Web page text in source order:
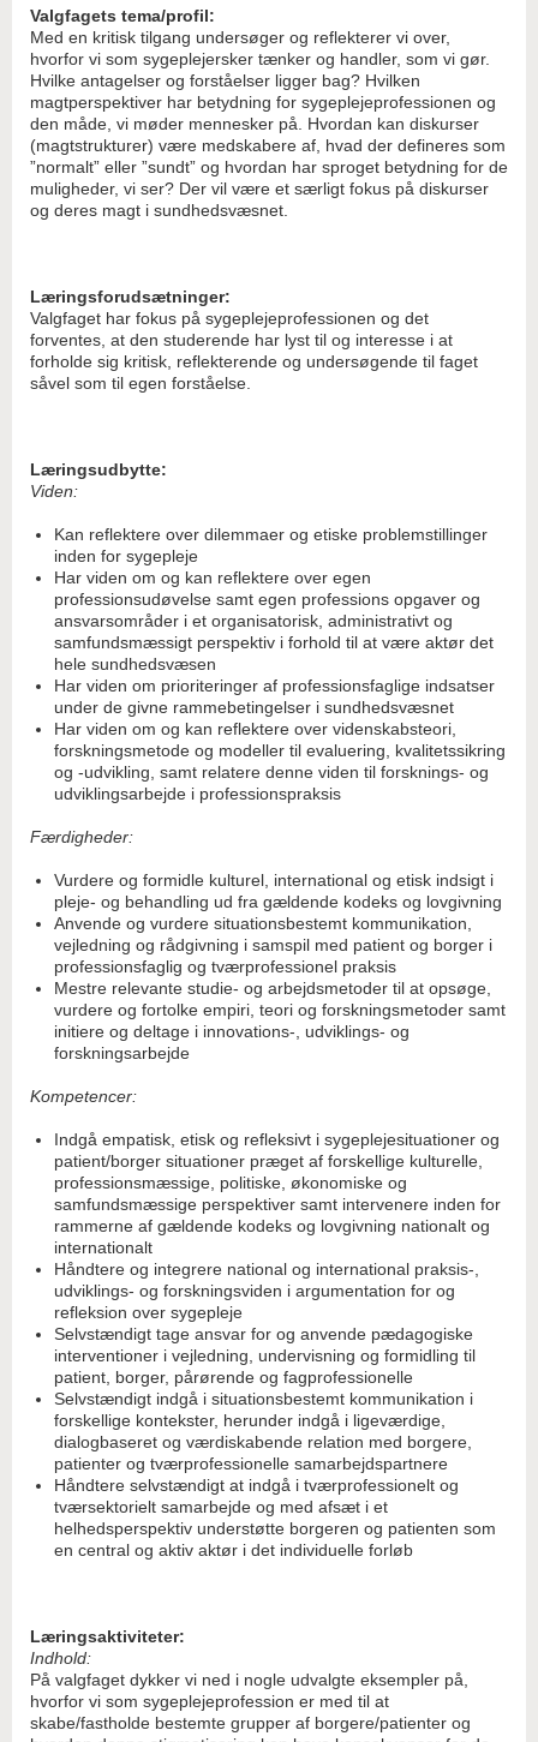
Valgfagets tema/profil:
Med en kritisk tilgang undersøger og reflekterer vi over,
hvorfor vi som sygeplejersker tænker og handler, som vi gør.
Hvilke antagelser og forståelser ligger bag? Hvilken
magtperspektiver har betydning for sygeplejeprofessionen og
den måde, vi møder mennesker på. Hvordan kan diskurser
(magtstrukturer) være medskabere af, hvad der defineres som
”normalt” eller ”sundt” og hvordan har sproget betydning for de
muligheder, vi ser? Der vil være et særligt fokus på diskurser
og deres magt i sundhedsvæsnet.
Læringsforudsætninger:
Valgfaget har fokus på sygeplejeprofessionen og det
forventes, at den studerende har lyst til og interesse i at
forholde sig kritisk, reflekterende og undersøgende til faget
såvel som til egen forståelse.
Læringsudbytte:
Viden:
Kan reflektere over dilemmaer og etiske problemstillinger
inden for sygepleje
Har viden om og kan reflektere over egen
professionsudøvelse samt egen professions opgaver og
ansvarsområder i et organisatorisk, administrativt og
samfundsmæssigt perspektiv i forhold til at være aktør det
hele sundhedsvæsen
Har viden om prioriteringer af professionsfaglige indsatser
under de givne rammebetingelser i sundhedsvæsnet
Har viden om og kan reflektere over videnskabsteori,
forskningsmetode og modeller til evaluering, kvalitetssikring
og -udvikling, samt relatere denne viden til forsknings- og
udviklingsarbejde i professionspraksis
Færdigheder:
Vurdere og formidle kulturel, international og etisk indsigt i
pleje- og behandling ud fra gældende kodeks og lovgivning
Anvende og vurdere situationsbestemt kommunikation,
vejledning og rådgivning i samspil med patient og borger i
professionsfaglig og tværprofessionel praksis
Mestre relevante studie- og arbejdsmetoder til at opsøge,
vurdere og fortolke empiri, teori og forskningsmetoder samt
initiere og deltage i innovations-, udviklings- og
forskningsarbejde
Kompetencer:
Indgå empatisk, etisk og refleksivt i sygeplejesituationer og
patient/borger situationer præget af forskellige kulturelle,
professionsmæssige, politiske, økonomiske og
samfundsmæssige perspektiver samt intervenere inden for
rammerne af gældende kodeks og lovgivning nationalt og
internationalt
Håndtere og integrere national og international praksis-,
udviklings- og forskningsviden i argumentation for og
refleksion over sygepleje
Selvstændigt tage ansvar for og anvende pædagogiske
interventioner i vejledning, undervisning og formidling til
patient, borger, pårørende og fagprofessionelle
Selvstændigt indgå i situationsbestemt kommunikation i
forskellige kontekster, herunder indgå i ligeværdige,
dialogbaseret og værdiskabende relation med borgere,
patienter og tværprofessionelle samarbejdspartnere
Håndtere selvstændigt at indgå i tværprofessionelt og
tværsektorielt samarbejde og med afsæt i et
helhedsperspektiv understøtte borgeren og patienten som
en central og aktiv aktør i det individuelle forløb
Læringsaktiviteter:
Indhold:
På valgfaget dykker vi ned i nogle udvalgte eksempler på,
hvorfor vi som sygeplejeprofession er med til at
skabe/fastholde bestemte grupper af borgere/patienter og